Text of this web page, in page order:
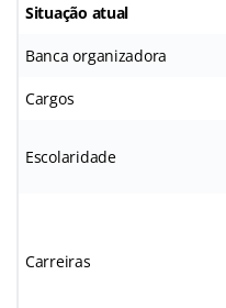
Situação atual
Banca organizadora
Cargos
Escolaridade
Carreiras